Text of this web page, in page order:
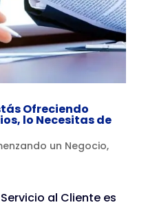
Ofreciendo
lo Necesitas de
un Negocio,
al Cliente es